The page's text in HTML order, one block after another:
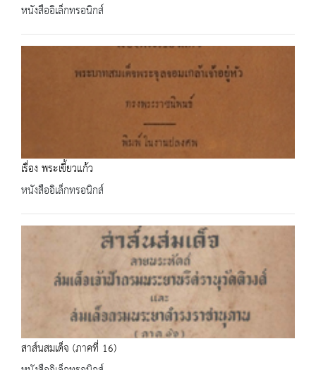
หนังสืออิเล็กทรอนิกส์
เรื่อง พระเขี้ยวแก้ว
หนังสืออิเล็กทรอนิกส์
สาส์นสมเด็จ (ภาคที่ 16)